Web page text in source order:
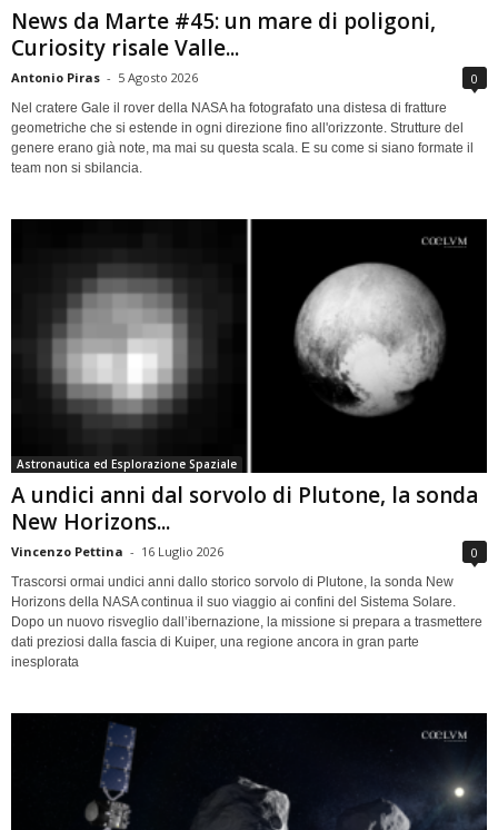
News da Marte #45: un mare di poligoni,
Curiosity risale Valle...
Antonio Piras - 5 Agosto 2026 0
Nel cratere Gale il rover della NASA ha fotografato una distesa di fratture
geometriche che si estende in ogni direzione fino all'orizzonte. Strutture del
genere erano già note, ma mai su questa scala. E su come si siano formate il
team non si sbilancia.
Astronautica ed Esplorazione Spaziale
A undici anni dal sorvolo di Plutone, la sonda
New Horizons...
Vincenzo Pettina - 16 Luglio 2026 0
Trascorsi ormai undici anni dallo storico sorvolo di Plutone, la sonda New
Horizons della NASA continua il suo viaggio ai confini del Sistema Solare.
Dopo un nuovo risveglio dall’ibernazione, la missione si prepara a trasmettere
dati preziosi dalla fascia di Kuiper, una regione ancora in gran parte
inesplorata